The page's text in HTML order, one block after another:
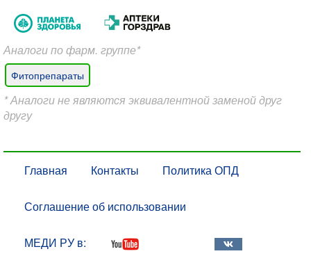
Аналоги по фарм. группе*
Фитопрепараты
* Аналоги не являются эквивалентной заменой друг
другу
Главная Контакты Политика ОПД
Соглашение об использовании
МЕДИ РУ в: